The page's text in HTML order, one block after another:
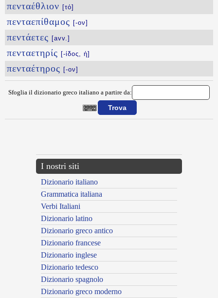
πενταέθλιον [τό]
πενταεπίθαμος [-ον]
πεντάετες [avv.]
πενταετηρίς [-ίδος, ἡ]
πενταέτηρος [-ον]
Sfoglia il dizionario greco italiano a partire da:
I nostri siti
Dizionario italiano
Grammatica italiana
Verbi Italiani
Dizionario latino
Dizionario greco antico
Dizionario francese
Dizionario inglese
Dizionario tedesco
Dizionario spagnolo
Dizionario greco moderno